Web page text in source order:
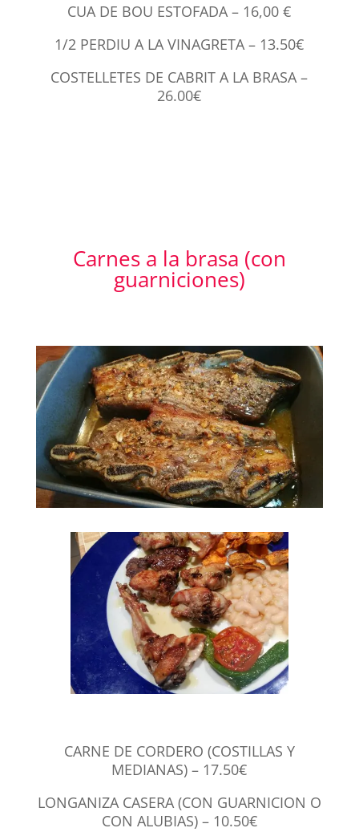
CUA DE BOU ESTOFADA – 16,00 €
1/2 PERDIU A LA VINAGRETA – 13.50€
COSTELLETES DE CABRIT A LA BRASA –
26.00€
Carnes a la brasa (con
guarniciones)
CARNE DE CORDERO (COSTILLAS Y
MEDIANAS) – 17.50€
LONGANIZA CASERA (CON GUARNICION O
CON ALUBIAS) – 10.50€